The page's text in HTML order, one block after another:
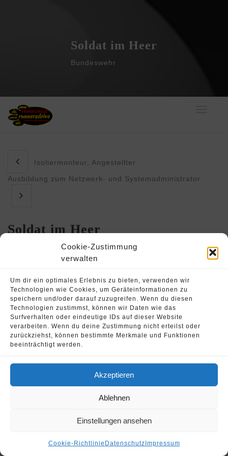
Cookie-Zustimmung
verwalten
Um dir ein optimales Erlebnis zu bieten, verwenden wir
Technologien wie Cookies, um Geräteinformationen zu
speichern und/oder darauf zuzugreifen. Wenn du diesen
Technologien zustimmst, können wir Daten wie das
Surfverhalten oder eindeutige IDs auf dieser Website
verarbeiten. Wenn du deine Zustimmung nicht erteilst oder
zurückziehst, können bestimmte Merkmale und Funktionen
beeinträchtigt werden.
Akzeptieren
Ablehnen
Einstellungen ansehen
Cookie-Richtlinie Datenschutz Impressum
Soldat im Heer
Bundeswehr
Isoliermonteur, Angestellter
Ausbildung zum Netzwerk- und Systemadministrator
Soldat im Heer
Oliver Strohschein
PzGren, Spezial Kommando, Militärkraftfahrlehrer, S3Fw
© 2026 Oliver Strohschein •Fahrschule Runnersdrive